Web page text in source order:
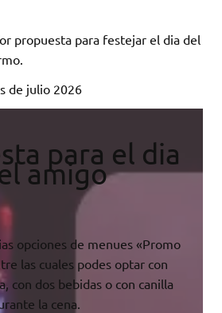
propuesta para festejar el dia del
de julio 2026
para el dia
amigo
opciones de menues «Promo
las cuales podes optar con
con dos bebidas o con canilla
la cena.